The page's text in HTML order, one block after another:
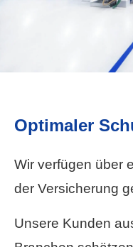
Optimaler
Wir verfügen über
der Versicherung
Unsere Kunden